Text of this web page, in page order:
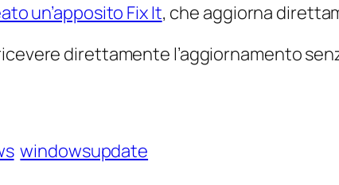
un’apposito Fix It, che aggiorna
direttamente l’aggiornamento
windowsupdate